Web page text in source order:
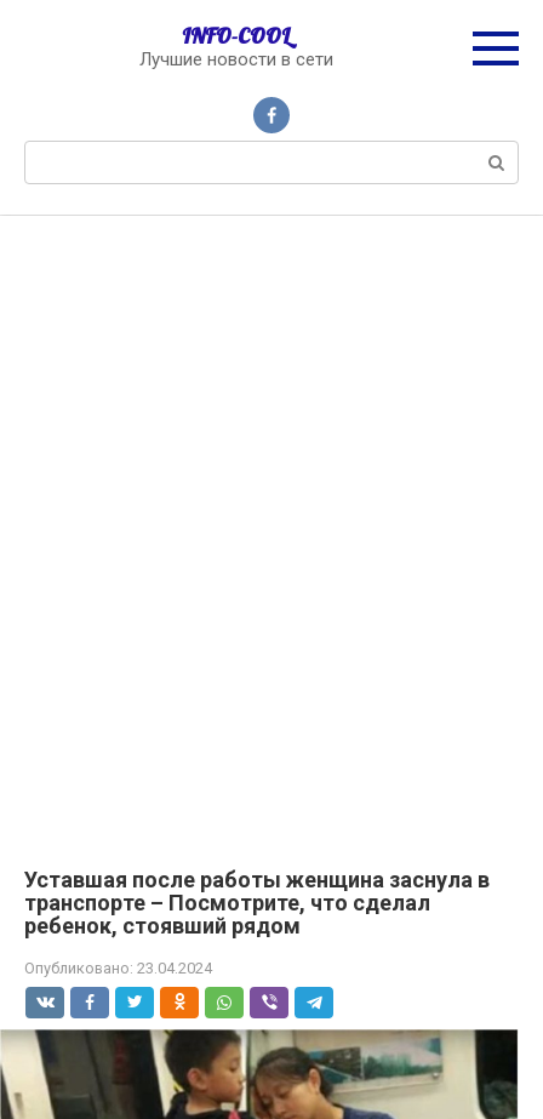
INFO-COOL
Лучшие новости в сети
Уставшая после работы женщина заснула в
транспорте – Посмотрите, что сделал
ребенок, стоявший рядом
Опубликовано: 23.04.2024